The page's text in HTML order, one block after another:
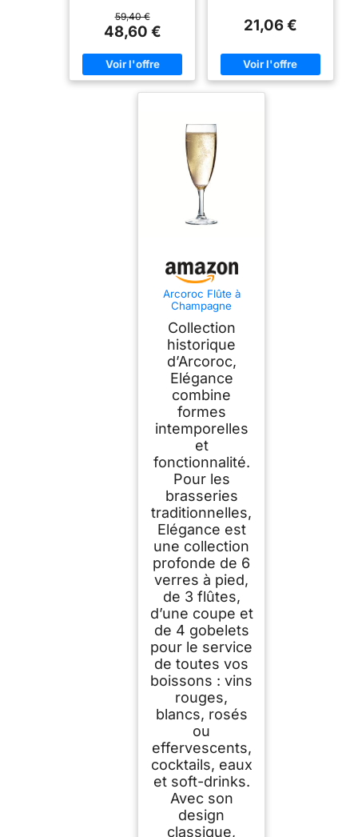
59,40 €
48,60 € 21,06 €
Arcoroc Flûte à
Champagne
de 6
Collection
historique
d’Arcoroc,
Elégance
combine
formes
intemporelles
et
fonctionnalité.
Pour les
brasseries
traditionnelles,
Elégance est
une collection
profonde de 6
verres à pied,
de 3 flûtes,
d’une coupe et
de 4 gobelets
pour le service
de toutes vos
boissons : vins
rouges,
blancs, rosés
ou
effervescents,
cocktails, eaux
et soft-drinks.
Avec son
design
classique,